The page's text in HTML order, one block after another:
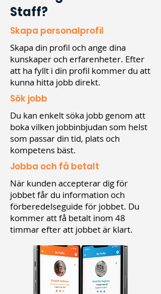
Staff?
Skapa personalprofil
Skapa din profil och ange dina
kunskaper och erfarenheter. Efter
att ha fyllt i din profil kommer du att
kunna hitta jobb direkt.
Sök jobb
Du kan enkelt söka jobb genom att
boka vilken jobbinbjudan som helst
som passar din tid, plats och
kompetens bäst.
Jobba och få betalt
När kunden accepterar dig för
jobbet får du information och
förberedelseguide för jobbet. Du
kommer att få betalt inom 48
timmar efter att jobbet är klart.